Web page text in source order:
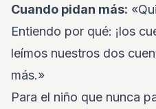
Cuando pidan más:
Entiendo por qué: ¡los
leímos nuestros dos
más.»
Para el niño que nunca